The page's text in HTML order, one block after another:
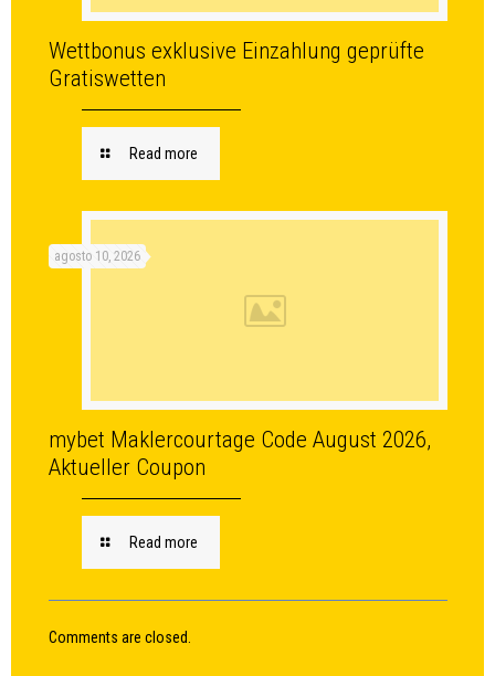
Wettbonus exklusive Einzahlung geprüfte
Gratiswetten
Read more
agosto 10, 2026
mybet Maklercourtage Code August 2026,
Aktueller Coupon
Read more
Comments are closed.